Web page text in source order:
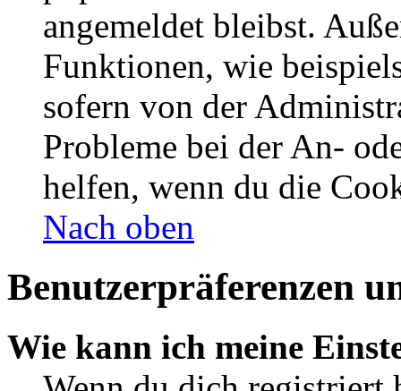
angemeldet bleibst.
Funktionen, wie
sofern von der
Probleme bei der An-
helfen, wenn du die
Nach oben
Benutzerpräferenzen
Wie kann ich meine